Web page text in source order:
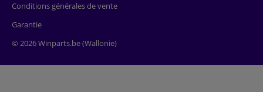
Conditions générales de vente
Garantie
© 2026 Winparts.be (Wallonie)